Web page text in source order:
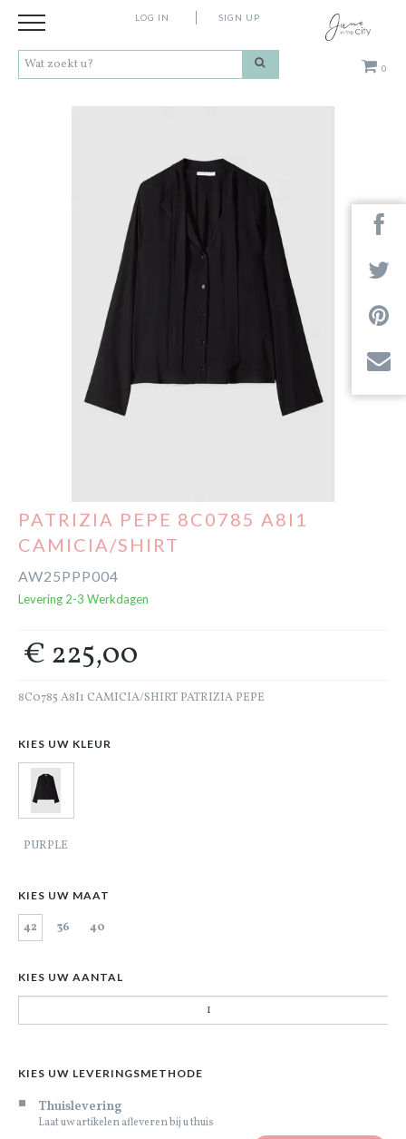
0
LOG IN SIGN UP
Kleding
Outlet
Next
PATRIZIA PEPE 8C0785 A8I1
CAMICIA/SHIRT
AW25PPP004
Levering 2-3 Werkdagen
€ 225,00
8C0785 A8I1 CAMICIA/SHIRT PATRIZIA PEPE
KIES UW KLEUR
PURPLE
KIES UW MAAT
42 36 40
KIES UW AANTAL
KIES UW LEVERINGSMETHODE
Thuislevering
Laat uw artikelen afleveren bij u thuis